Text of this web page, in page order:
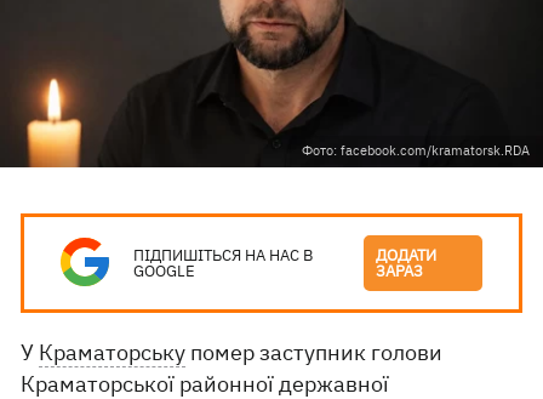
Фото: facebook.com/kramatorsk.RDA
ПІДПИШІТЬСЯ НА НАС В
GOOGLE
ДОДАТИ
ЗАРАЗ
У Краматорську помер заступник голови
Краматорської районної державної